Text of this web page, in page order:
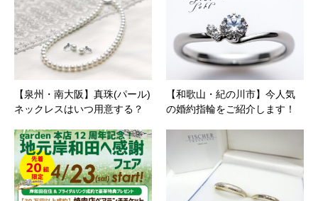
【泉州・南大阪】真珠(パール)
ネックレスはいつ用意する？
【和歌山・紀の川市】今人気
の婚約指輪をご紹介します！